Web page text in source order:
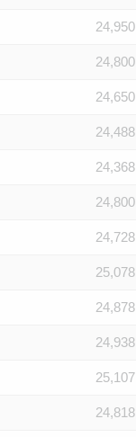
24,950
24,800
24,650
24,488
24,368
24,800
24,728
25,078
24,878
24,938
25,107
24,818